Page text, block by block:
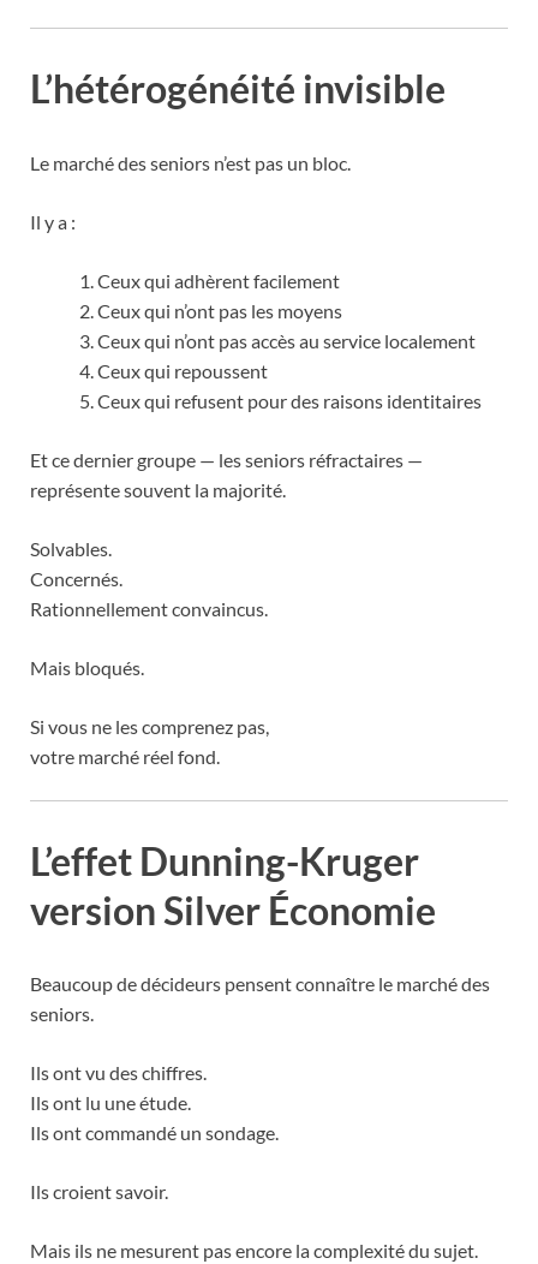
L’hétérogénéité invisible
Le marché des seniors n’est pas un bloc.
Il y a :
Ceux qui adhèrent facilement
Ceux qui n’ont pas les moyens
Ceux qui n’ont pas accès au service localement
Ceux qui repoussent
Ceux qui refusent pour des raisons identitaires
Et ce dernier groupe — les seniors réfractaires —
représente souvent la majorité.
Solvables.
Concernés.
Rationnellement convaincus.
Mais bloqués.
Si vous ne les comprenez pas,
votre marché réel fond.
L’effet Dunning-Kruger
version Silver Économie
Beaucoup de décideurs pensent connaître le marché des
seniors.
Ils ont vu des chiffres.
Ils ont lu une étude.
Ils ont commandé un sondage.
Ils croient savoir.
Mais ils ne mesurent pas encore la complexité du sujet.